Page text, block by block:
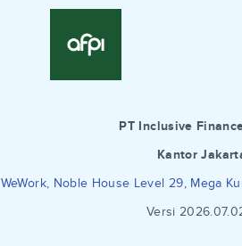
PT Inclusive
Kantor
WeWork, Noble House Level 29, Mega
Versi